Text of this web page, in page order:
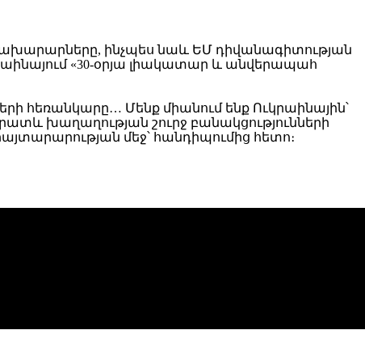
ինչպես նաև ԵՄ դիվանագիտության
«30-օրյա լիակատար և անվերապահ
հեռանկարը… Մենք միանում ենք Ուկրաինային՝
խաղաղության շուրջ բանակցությունների
մեջ՝ հանդիպումից հետո։